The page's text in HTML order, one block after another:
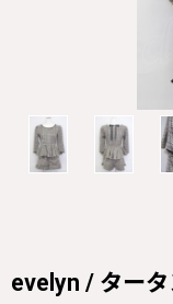
evelyn / ター